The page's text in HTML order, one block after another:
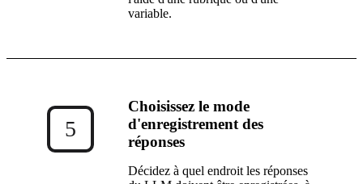
variable.
5
Choisissez le mode
d'enregistrement des
réponses
Décidez à quel endroit les réponses